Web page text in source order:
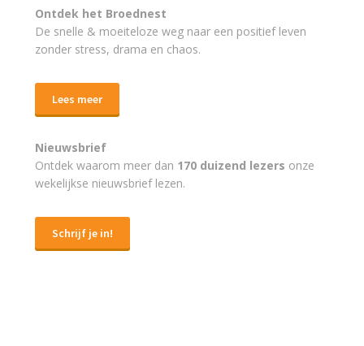
Ontdek het Broednest
De snelle & moeiteloze weg naar een positief leven
zonder stress, drama en chaos.
Lees meer
Nieuwsbrief
Ontdek waarom meer dan 170 duizend lezers onze
wekelijkse nieuwsbrief lezen.
Schrijf je in!